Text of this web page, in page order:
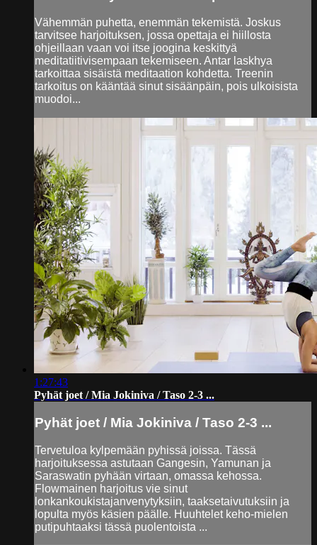
Vähemmän puhetta, enemmän tekemistä. Joskus
tarvitsee harjoituksen, jossa opettaja ei hiillosta
ohjeillaan vaan voi itse joogina keskittyä
meditatiitivisempaan tekemiseen. Antar laskhya
tarkoittaa sisäistä meditaation kohdetta. Treenin
tarkoitus on kääntää sinut sisäänpäin, pois ulkoisista
muodoi...
1:27:43
Pyhät joet / Mia Jokiniva / Taso 2-3 ...
Pyhät joet / Mia Jokiniva / Taso 2-3 ...
Tervetuloa kylpemään pyhissä joissa. Tässä
harjoituksessa astutaan Gangesin, Yamunan ja
Saraswatin pyhään virtaan, omassa kehossa.
Flowmainen harjoitus vie sinut
lonkankoukistajanvenytyksiin, taaksetaivutuksiin ja
lopulta myös käsien päälle. Huuhtelet keho-mielen
putipuhtaaksi tässä puolentoista ...